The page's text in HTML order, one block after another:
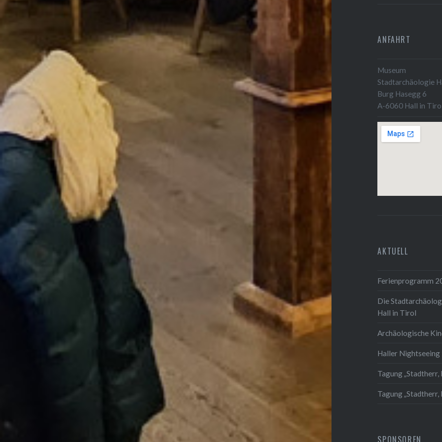
ANFAHRT
Museum
Stadtarchäologie
Burg Hasegg 6
A-6060 Hall in
AKTUELL
Ferienprogramm
Die
Hall in Tirol
Archäologische
Haller Nightseeing
Tagung
Tagung